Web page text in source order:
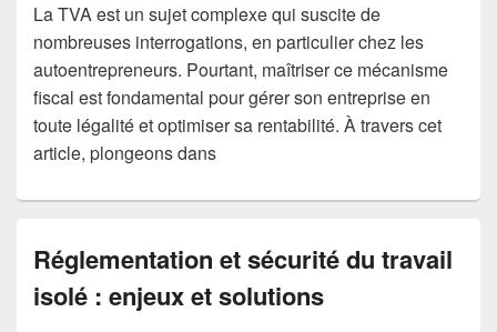
La TVA est un sujet complexe qui suscite de
nombreuses interrogations, en particulier chez les
autoentrepreneurs. Pourtant, maîtriser ce mécanisme
fiscal est fondamental pour gérer son entreprise en
toute légalité et optimiser sa rentabilité. À travers cet
article, plongeons dans
Réglementation et sécurité du travail
isolé : enjeux et solutions